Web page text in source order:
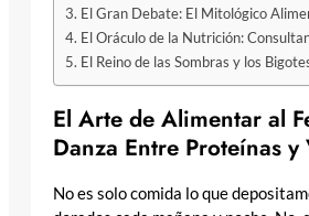
El Gran Debate: El Mitológico
El Oráculo de la Nutrición:
El Reino de las Sombras y los
El Arte de Alimentar al
Danza Entre Proteínas
No es solo comida lo que